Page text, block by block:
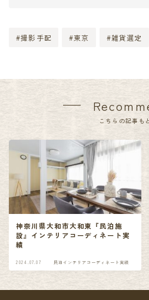
#撮影手配 #東京 #雑貨選定
こちらの記事も
神奈川県大和市大和東『民泊施
設』インテリアコーディネート実
績
2024.07.07 民泊インテリアコーディネート実績